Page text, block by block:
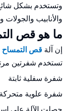
وتستخدم بشكل
والأنابيب
ما هو قص
إن آلة قص التمساح
تستخدم شفرتين
شفرة سفلية ثابتة
شفرة علوية
حصلت الآلة على